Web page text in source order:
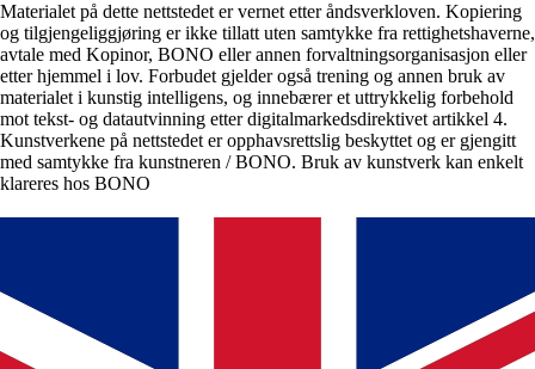
Materialet på dette nettstedet er vernet etter åndsverkloven. Kopiering
og tilgjengeliggjøring er ikke tillatt uten samtykke fra rettighetshaverne,
avtale med Kopinor, BONO eller annen forvaltningsorganisasjon eller
etter hjemmel i lov. Forbudet gjelder også trening og annen bruk av
materialet i kunstig intelligens, og innebærer et uttrykkelig forbehold
mot tekst- og datautvinning etter digitalmarkedsdirektivet artikkel 4.
Kunstverkene på nettstedet er opphavsrettslig beskyttet og er gjengitt
med samtykke fra kunstneren / BONO. Bruk av kunstverk kan enkelt
klareres hos BONO